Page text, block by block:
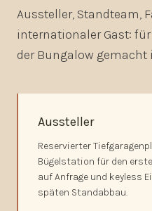
Aussteller, Standteam,
internationaler Gast:
der Bungalow gemacht
Aussteller
Reservierter
Bügelstation für den
auf Anfrage und keyless
späten Standabbau.